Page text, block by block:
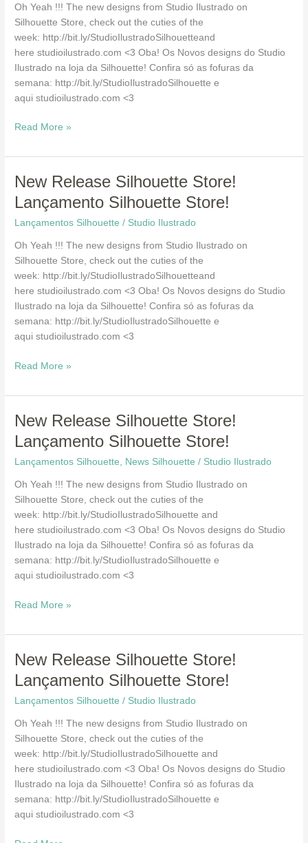
Oh Yeah !!! The new designs from Studio Ilustrado on
Silhouette Store, check out the cuties of the
week: http://bit.ly/StudioIlustradoSilhouetteand
here studioilustrado.com <3 Oba! Os Novos designs do Studio
Ilustrado na loja da Silhouette! Confira só as fofuras da
semana: http://bit.ly/StudioIlustradoSilhouette e
aqui studioilustrado.com <3
Read More »
New Release Silhouette Store!
Lançamento Silhouette Store!
Lançamentos Silhouette / Studio Ilustrado
Oh Yeah !!! The new designs from Studio Ilustrado on
Silhouette Store, check out the cuties of the
week: http://bit.ly/StudioIlustradoSilhouetteand
here studioilustrado.com <3 Oba! Os Novos designs do Studio
Ilustrado na loja da Silhouette! Confira só as fofuras da
semana: http://bit.ly/StudioIlustradoSilhouette e
aqui studioilustrado.com <3
New
Silhouette
Store!
Read More »
New Release Silhouette Store!
Lançamento Silhouette Store!
Lançamentos Silhouette News Silhouette / Studio Ilustrado
Oh Yeah !!! The new designs from Studio Ilustrado on
Silhouette Store, check out the cuties of the
week: http://bit.ly/StudioIlustradoSilhouette and
here studioilustrado.com <3 Oba! Os Novos designs do Studio
Ilustrado na loja da Silhouette! Confira só as fofuras da
semana: http://bit.ly/StudioIlustradoSilhouette e
aqui studioilustrado.com <3
New
Silhouette
Store!
Read More »
New Release Silhouette Store!
Lançamento Silhouette Store!
Lançamentos Silhouette / Studio Ilustrado
Oh Yeah !!! The new designs from Studio Ilustrado on
Silhouette Store, check out the cuties of the
week: http://bit.ly/StudioIlustradoSilhouette and
here studioilustrado.com <3 Oba! Os Novos designs do Studio
Ilustrado na loja da Silhouette! Confira só as fofuras da
semana: http://bit.ly/StudioIlustradoSilhouette e
aqui studioilustrado.com <3
New
Silhouette
Store!